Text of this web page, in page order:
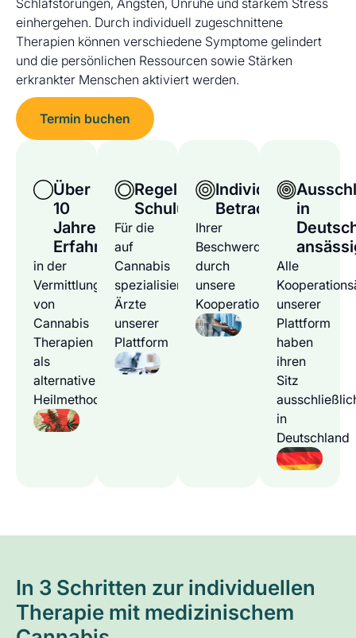
einhergehen. Durch individuell zugeschnittene
Therapien können verschiedene Symptome gelindert
und die persönlichen Ressourcen sowie Stärken
erkrankter Menschen aktiviert werden.
Termin buchen
Über
10
Jahre
Erfahrung
in der
Vermittlung
von
Cannabis
Therapien
als
alternative
Heilmethode
Regelmäßige
Schulungen
Für die
auf
Cannabis
spezialisierten
Ärzte
unserer
Plattform
Individuelle
Betrachtung
Ihrer
Beschwerden
durch
unsere
Kooperationsärzte
in
Alle
unserer
Plattform
haben
ihren
Sitz
in
Deutschland
In 3 Schritten zur individuellen
Therapie mit medizinischem